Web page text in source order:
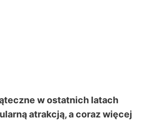
w ostatnich latach
atrakcją, a coraz więcej